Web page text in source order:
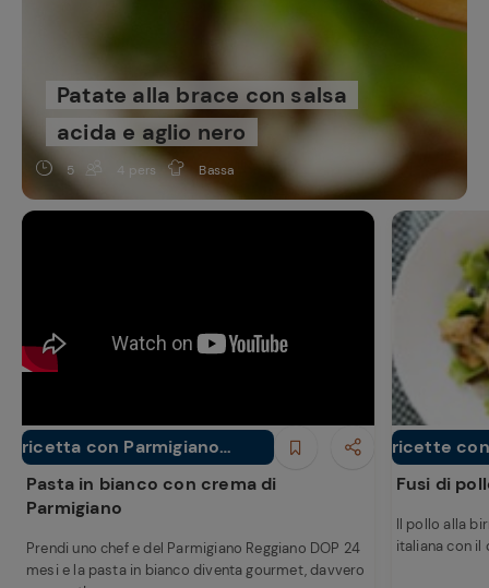
Patate alla brace con salsa
acida e aglio nero
5 4 pers Bassa
ricetta con Parmigiano
Reggiano
Primi piatti
Pasta in bianco con crema di
Parmigiano
Prendi uno chef e del Parmigiano Reggiano DOP 24
mesi e la pasta in bianco diventa gourmet, davvero
ricette
Secondi piatti
Fusi di
Il pollo alla
italiana con il